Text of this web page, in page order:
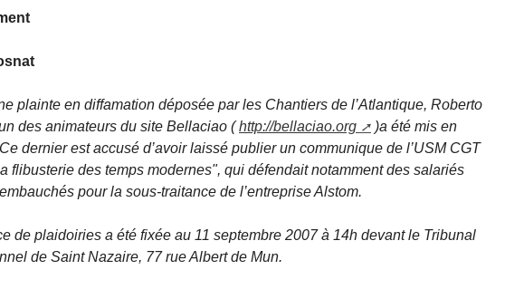
plainte en diffamation déposée par les Chantiers de l’Atlantique, Roberto
des animateurs du site Bellaciao (http://bellaciao.org
)a été mis en
dernier est accusé d’avoir laissé publier un communique de l’USM CGT
flibusterie des temps modernes", qui défendait notamment des salariés
pour la sous-traitance de l’entreprise Alstom.
de plaidoiries a été fixée au 11 septembre 2007 à 14h devant le Tribunal
de Saint Nazaire, 77 rue Albert de Mun.